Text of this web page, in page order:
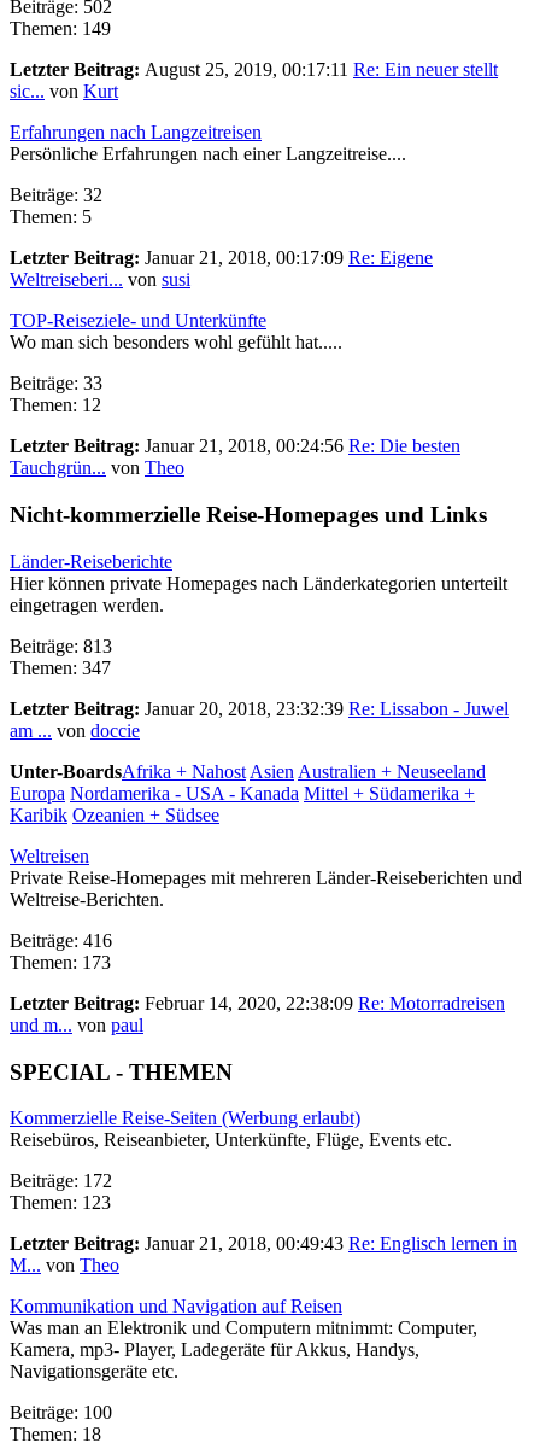
Beiträge: 502
Themen: 149
Letzter Beitrag: August 25, 2019, 00:17:11 Re: Ein neuer stellt
sic... von Kurt
Erfahrungen nach Langzeitreisen
Persönliche Erfahrungen nach einer Langzeitreise....
Beiträge: 32
Themen: 5
Letzter Beitrag: Januar 21, 2018, 00:17:09 Re: Eigene
Weltreiseberi... von susi
TOP-Reiseziele- und Unterkünfte
Wo man sich besonders wohl gefühlt hat.....
Beiträge: 33
Themen: 12
Letzter Beitrag: Januar 21, 2018, 00:24:56 Re: Die besten
Tauchgrün... von Theo
Nicht-kommerzielle Reise-Homepages und Links
Länder-Reiseberichte
Hier können private Homepages nach Länderkategorien unterteilt
eingetragen werden.
Beiträge: 813
Themen: 347
Letzter Beitrag: Januar 20, 2018, 23:32:39 Re: Lissabon - Juwel
am ... von doccie
Unter-BoardsAfrika + Nahost Asien Australien + Neuseeland
Europa Nordamerika - USA - Kanada Mittel + Südamerika +
Karibik Ozeanien + Südsee
Weltreisen
Private Reise-Homepages mit mehreren Länder-Reiseberichten und
Weltreise-Berichten.
Beiträge: 416
Themen: 173
Letzter Beitrag: Februar 14, 2020, 22:38:09 Re: Motorradreisen
und m... von paul
SPECIAL - THEMEN
Kommerzielle Reise-Seiten (Werbung erlaubt)
Reisebüros, Reiseanbieter, Unterkünfte, Flüge, Events etc.
Beiträge: 172
Themen: 123
Letzter Beitrag: Januar 21, 2018, 00:49:43 Re: Englisch lernen in
M... von Theo
Kommunikation und Navigation auf Reisen
Was man an Elektronik und Computern mitnimmt: Computer,
Kamera, mp3- Player, Ladegeräte für Akkus, Handys,
Navigationsgeräte etc.
Beiträge: 100
Themen: 18